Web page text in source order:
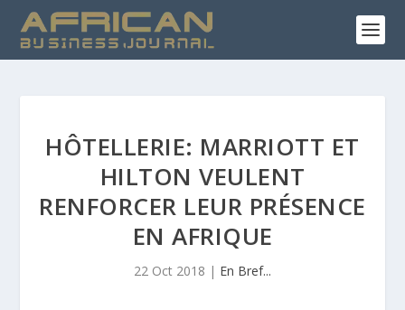
HÔTELLERIE: MARRIOTT ET
HILTON VEULENT
RENFORCER LEUR PRÉSENCE
EN AFRIQUE
22 Oct 2018 | En Bref...